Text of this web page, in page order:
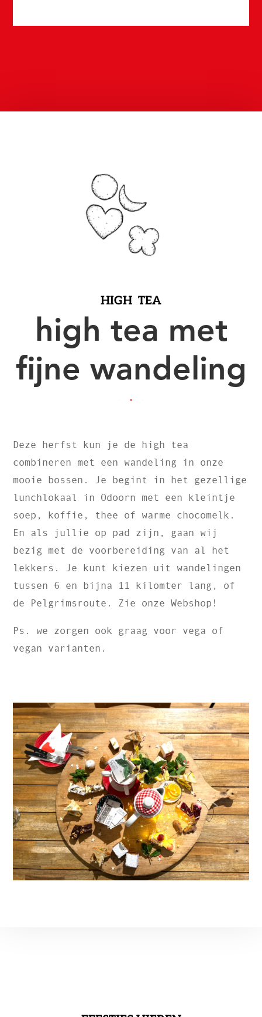
HIGH TEA
high tea met
fijne wandeling
Deze herfst kun je de high tea
combineren met een wandeling in onze
mooie bossen. Je begint in het gezellige
lunchlokaal in Odoorn met een kleintje
soep, koffie, thee of warme chocomelk.
En als jullie op pad zijn, gaan wij
bezig met de voorbereiding van al het
lekkers. Je kunt kiezen uit wandelingen
tussen 6 en bijna 11 kilomter lang, of
de Pelgrimsroute. Zie onze Webshop!
Ps. we zorgen ook graag voor vega of
vegan varianten.